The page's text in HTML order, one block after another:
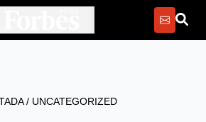
/ UNCATEGORIZED